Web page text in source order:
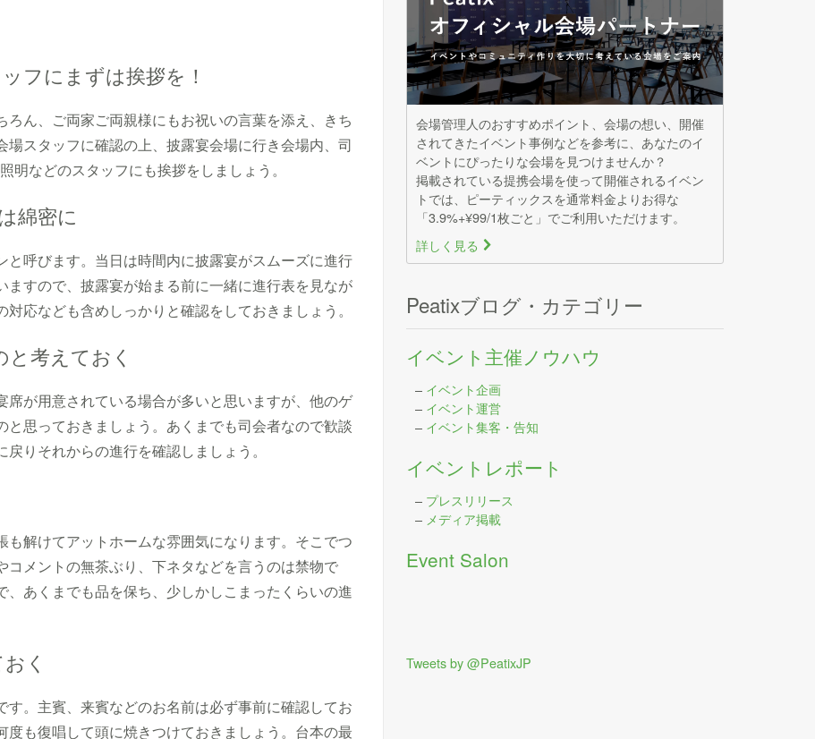
フにまずは挨拶を！
ん、ご両家ご両親様にもお祝いの言葉を添え、きち
スタッフに確認の上、披露宴会場に行き会場内、司
などのスタッフにも挨拶をしましょう。
綿密に
呼びます。当日は時間内に披露宴がスムーズに進行
すので、披露宴が始まる前に一緒に進行表を見なが
応なども含めしっかりと確認をしておきましょう。
考えておく
が用意されている場合が多いと思いますが、他のゲ
思っておきましょう。あくまでも司会者なので歓談
りそれからの進行を確認しましょう。
解けてアットホームな雰囲気になります。そこでつ
メントの無茶ぶり、下ネタなどを言うのは禁物で
あくまでも品を保ち、少しかしこまったくらいの進
く
。主賓、来賓などのお名前は必ず事前に確認してお
も復唱して頭に焼きつけておきましょう。台本の最
会場管理人のおすすめポイント、会場の想い、開催
されてきたイベント事例などを参考に、あなたのイ
ベントにぴったりな会場を見つけませんか？
掲載されている提携会場を使って開催されるイベン
トでは、ピーティックスを通常料金よりお得な
「3.9%+¥99/1枚ごと」でご利用いただけます。
詳しく見る >
Peatixブログ・カテゴリー
イベント主催ノウハウ
– イベント企画
– イベント運営
– イベント集客・告知
イベントレポート
– プレスリリース
– メディア掲載
Event Salon
Tweets by @PeatixJP